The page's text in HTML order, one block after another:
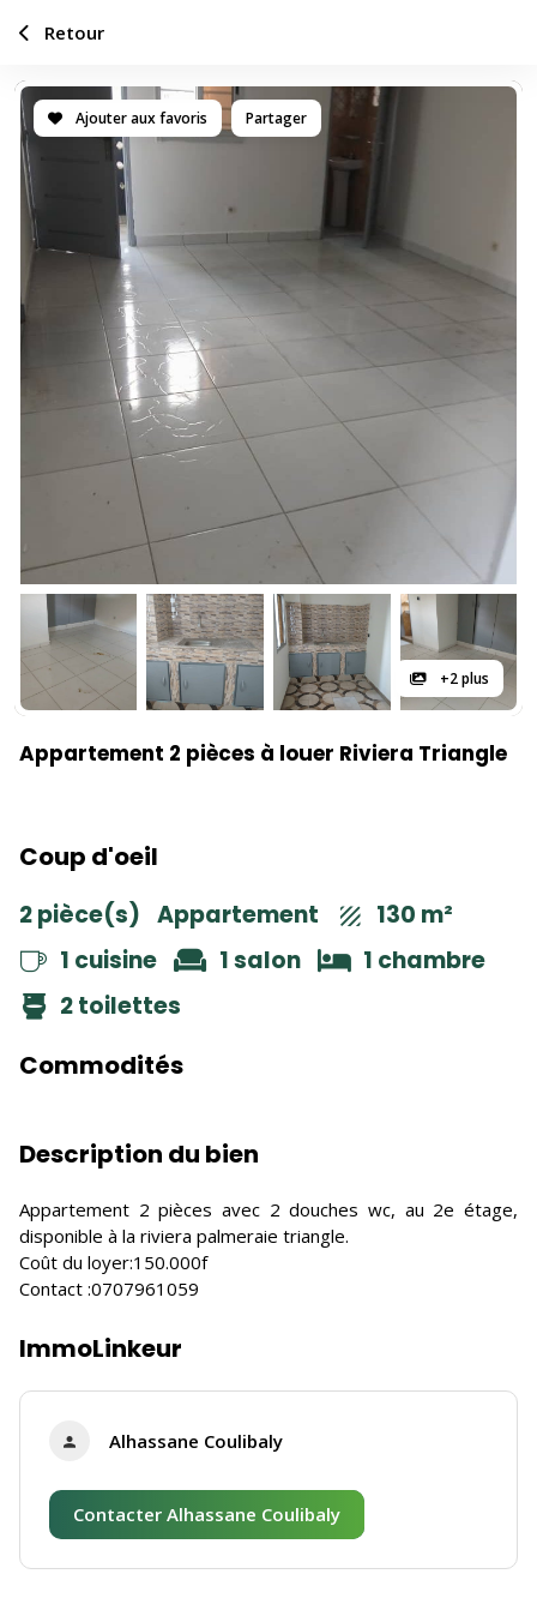
Ajouter aux favoris Partager
+2 plus
Appartement 2 pièces à louer Riviera Triangle
Coup d'oeil
2 pièce(s) Appartement
130 m²
1 cuisine
1 salon
1 chambre
2 toilettes
Commodités
Description du bien
Appartement 2 pièces avec 2 douches wc, au 2e étage,
disponible à la riviera palmeraie triangle.
Coût du loyer:150.000f
Contact :0707961059
ImmoLinkeur
Alhassane Coulibaly
Contacter Alhassane Coulibaly
Retour